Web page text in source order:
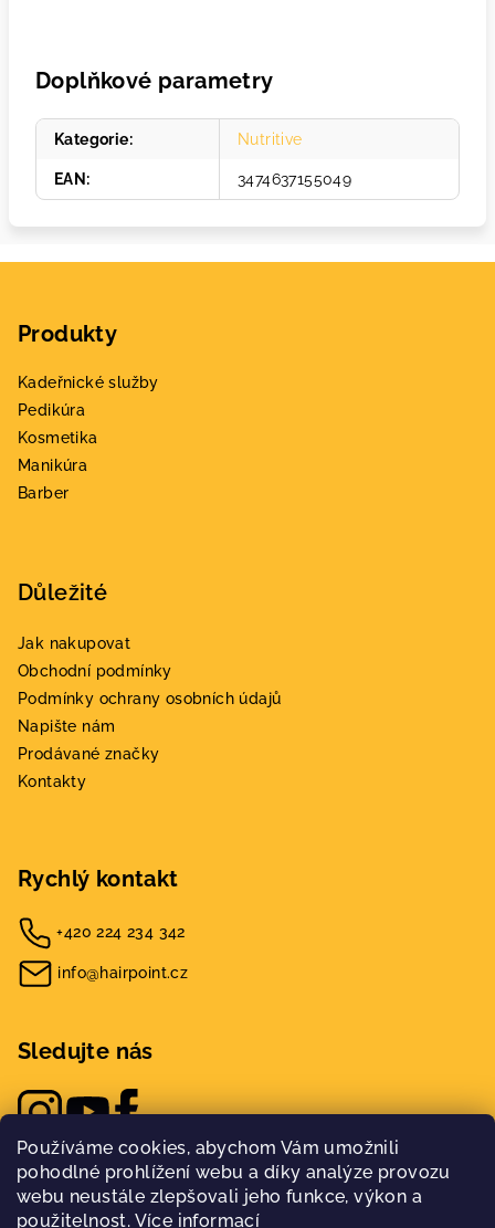
Používáme cookies, abychom Vám umožnili
pohodlné prohlížení webu a díky analýze provozu
webu neustále zlepšovali jeho funkce, výkon a
použitelnost. Více informací
Doplňkové parametry
Kategorie: Nutritive
EAN : 3474637155049
Produkty
Kadeřnické služby
Pedikúra
Kosmetika
Manikúra
Barber
Důležité
Jak nakupovat
Obchodní podmínky
Podmínky ochrany osobních údajů
Napište nám
Prodávané značky
Kontakty
Rychlý kontakt
+420 224 234 342
info@hairpoint.cz
Sledujte nás